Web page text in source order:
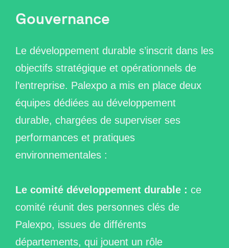
Gouvernance
Le développement durable s’inscrit dans les
objectifs stratégique et opérationnels de
l’entreprise. Palexpo a mis en place deux
équipes dédiées au développement
durable, chargées de superviser ses
performances et pratiques
environnementales :
Le comité développement durable : ce
comité réunit des personnes clés de
Palexpo, issues de différents
départements, qui jouent un rôle